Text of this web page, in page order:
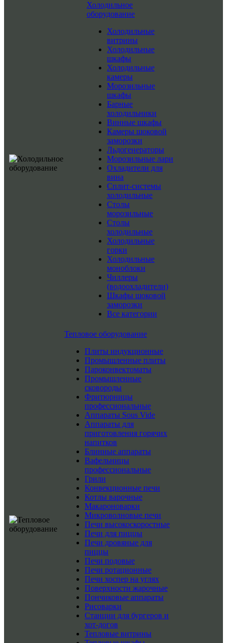
Холодильное
оборудование
Холодильные
витрины
Холодильные
шкафы
Холодильные
камеры
Морозильные
шкафы
Барные
холодильники
Винные шкафы
Камеры шоковой
заморозки
Льдогенераторы
Морозильные лари
Охладители для
вина
Сплит-системы
холодильные
Столы
морозильные
Столы
холодильные
Холодильные
горки
Холодильные
моноблоки
Чиллеры
(водоохладители)
Шкафы шоковой
заморозки
Все категории
Тепловое оборудование
Плиты индукционные
Промышленные плиты
Пароконвектоматы
Промышленные
сковороды
Фритюрницы
профессиональные
Аппараты Sous Vide
Аппараты для
приготовления горячих
напитков
Блинные аппараты
Вафельницы
профессиональные
Грили
Конвекционные печи
Котлы варочные
Макароноварки
Микроволновые печи
Печи высокоскоростные
Печи для пиццы
Печи дровяные для
пиццы
Печи подовые
Печи ротационные
Печи хоспер на углях
Поверхности жарочные
Пончиковые аппараты
Рисоварки
Станции для бургеров и
хот-догов
Тепловые витрины